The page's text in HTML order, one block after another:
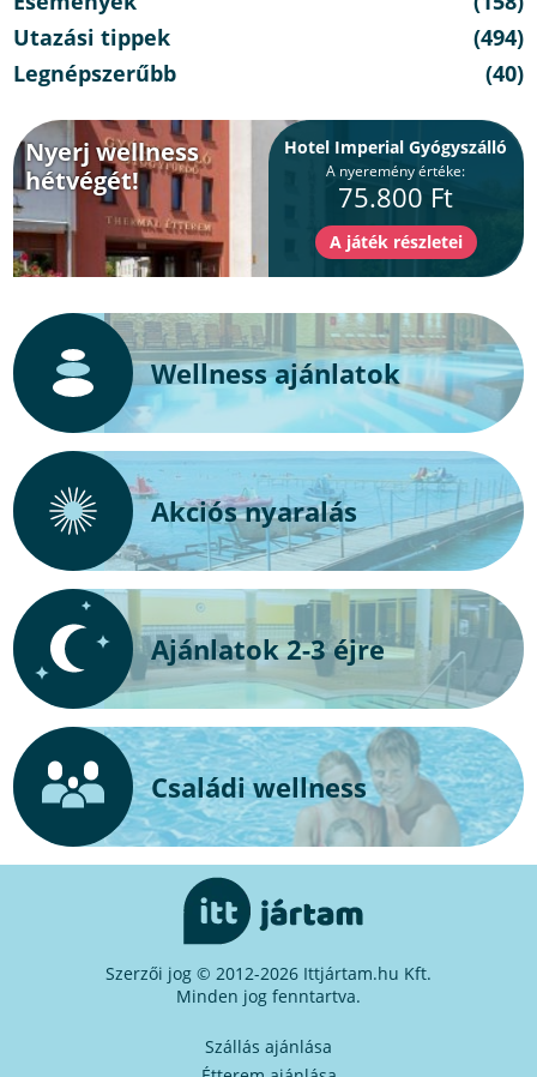
Utazási tippek
(494)
Legnépszerűbb
(40)
Nyerj wellness
hétvégét!
Hotel Imperial Gyógyszálló
A nyeremény értéke:
75.800 Ft
Wellness ajánlatok
Akciós nyaralás
Ajánlatok 2-3 éjre
Családi wellness
Szerzői jog © 2012-2026 Ittjártam.hu Kft.
Minden jog fenntartva.
Szállás ajánlása